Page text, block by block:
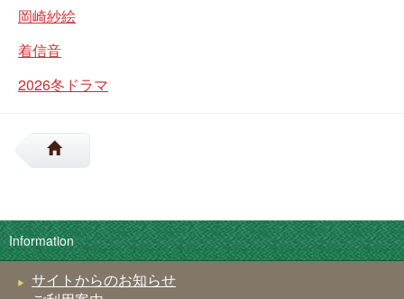
岡崎紗絵
着信音
2026冬ドラマ
Information
サイトからのお知らせ